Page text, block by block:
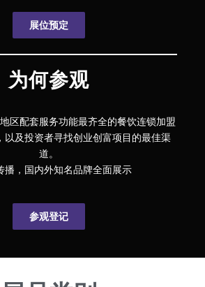
展位预定
为何参观
区配套服务功能最齐全的餐饮连锁加盟
以及投资者寻找创业创富项目的最佳渠
道。
播，国内外知名品牌全面展示
参观登记